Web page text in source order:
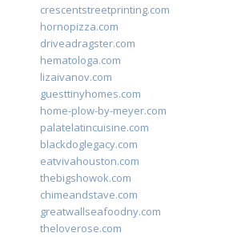
crescentstreetprinting.com
hornopizza.com
driveadragster.com
hematologa.com
lizaivanov.com
guesttinyhomes.com
home-plow-by-meyer.com
palatelatincuisine.com
blackdoglegacy.com
eatvivahouston.com
thebigshowok.com
chimeandstave.com
greatwallseafoodny.com
theloverose.com